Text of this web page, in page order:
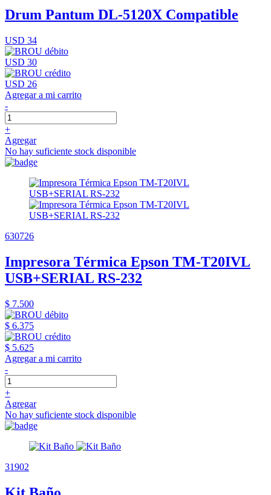
Drum Pantum DL-5120X Compatible
USD 34
USD 30
USD 26
Agregar a mi carrito
-
+
Agregar
No hay suficiente stock disponible
630726
Impresora Térmica Epson TM-T20IVL
USB+SERIAL RS-232
$ 7.500
$ 6.375
$ 5.625
Agregar a mi carrito
-
+
Agregar
No hay suficiente stock disponible
31902